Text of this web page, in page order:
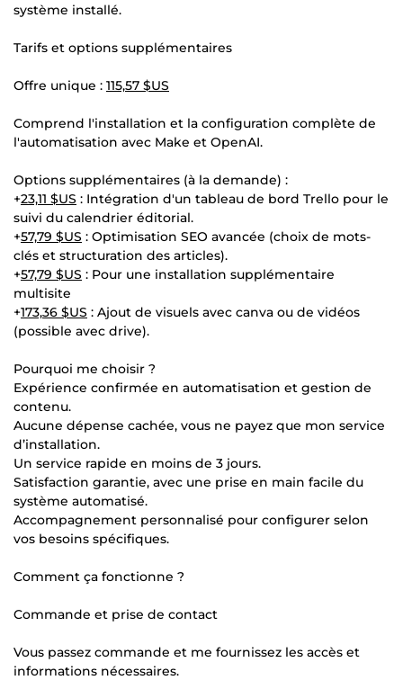
système installé.
Tarifs et options supplémentaires
Offre unique : 115,57 $US
Comprend l'installation et la configuration complète de
l'automatisation avec Make et OpenAI.
Options supplémentaires (à la demande) :
+23,11 $US : Intégration d'un tableau de bord Trello pour le
suivi du calendrier éditorial.
+57,79 $US : Optimisation SEO avancée (choix de mots-
clés et structuration des articles).
+57,79 $US : Pour une installation supplémentaire
multisite
+173,36 $US : Ajout de visuels avec canva ou de vidéos
(possible avec drive).
Pourquoi me choisir ?
Expérience confirmée en automatisation et gestion de
contenu.
Aucune dépense cachée, vous ne payez que mon service
d’installation.
Un service rapide en moins de 3 jours.
Satisfaction garantie, avec une prise en main facile du
système automatisé.
Accompagnement personnalisé pour configurer selon
vos besoins spécifiques.
Comment ça fonctionne ?
Commande et prise de contact
Vous passez commande et me fournissez les accès et
informations nécessaires.